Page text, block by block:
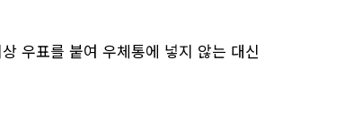
우표를 붙여 우체통에 넣지 않는 대신